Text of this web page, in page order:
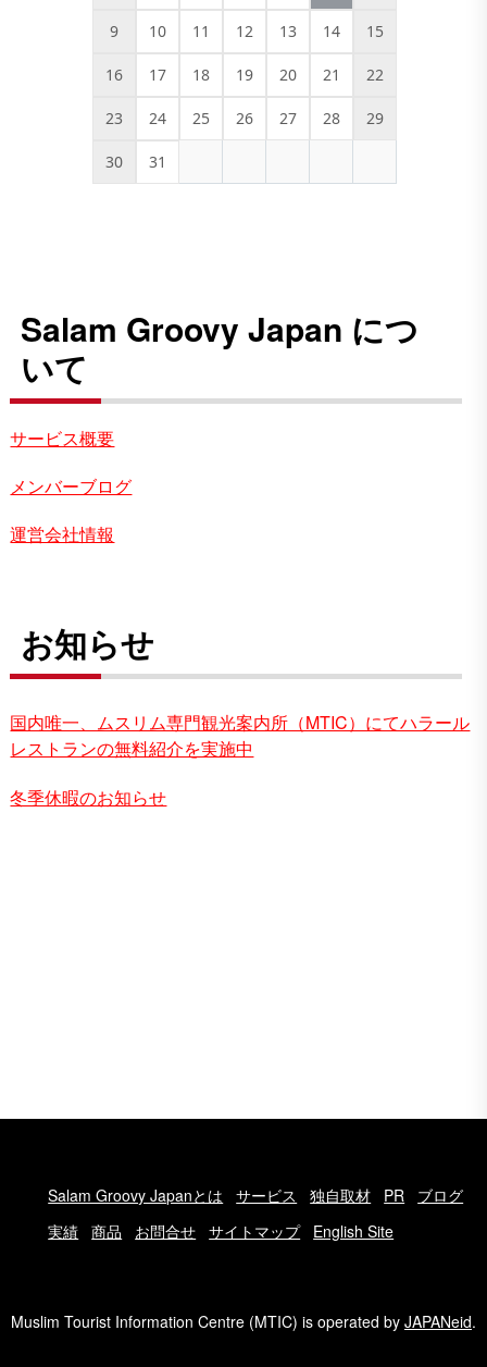
9 10 11 12 13 14 15
16 17 18 19 20 21 22
23 24 25 26 27 28 29
30 31
Salam Groovy Japan につ
いて
サービス概要
メンバーブログ
運営会社情報
お知らせ
国内唯一、ムスリム専門観光案内所（MTIC）にてハラール
レストランの無料紹介を実施中
冬季休暇のお知らせ
Salam Groovy Japanとは サービス 独自取材 PR
ブログ
実績
商品 お問合せ サイトマップ English Site
Muslim Tourist Information Centre (MTIC) is operated by JAPANeid.